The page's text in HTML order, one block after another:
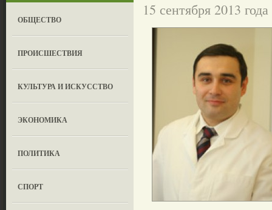
ОБЩЕСТВО
ПРОИСШЕСТВИЯ
КУЛЬТУРА И ИСКУССТВО
ЭКОНОМИКА
ПОЛИТИКА
СПОРТ
15 сентября 2013 года